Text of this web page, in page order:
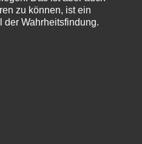
ein Matjesbrötchen, ich hab's für
durch Marokko
ist vor allem die offizielle
alle sterben!
zu können, ist ein
Wahrheitsfindung.